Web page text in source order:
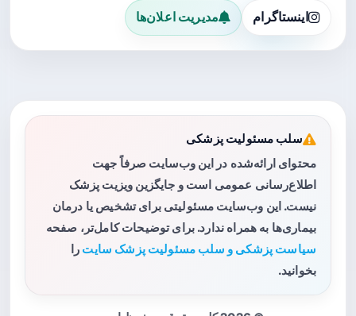
اینستاگرام مدیریت اعلان‌ها
سلب مسئولیت پزشکی
محتوای ارائه‌شده در این وب‌سایت صرفاً جهت
اطلاع‌رسانی عمومی است و جایگزین ویزیت پزشک
نیست. این وب‌سایت مسئولیتی برای تشخیص یا درمان
بیماری‌ها به همراه ندارد. برای توضیحات کامل‌تر، صفحه
سیاست پزشکی و سلب مسئولیت پزشک سایت را
بخوانید.